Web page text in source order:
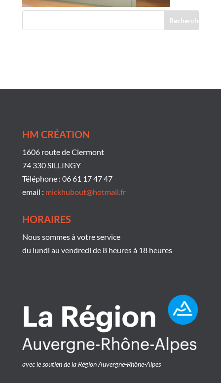
HM CRÉATION
1606 route de Clermont
74 330 SILLINGY
Téléphone : 06 61 17 47 47
email : mickhubout@hotmail.fr
HORAIRES
Nous sommes à votre service
du lundi au vendredi de 8 heures à 18 heures
avec le soutien de la Région Auvergne-Rhône-Alpes